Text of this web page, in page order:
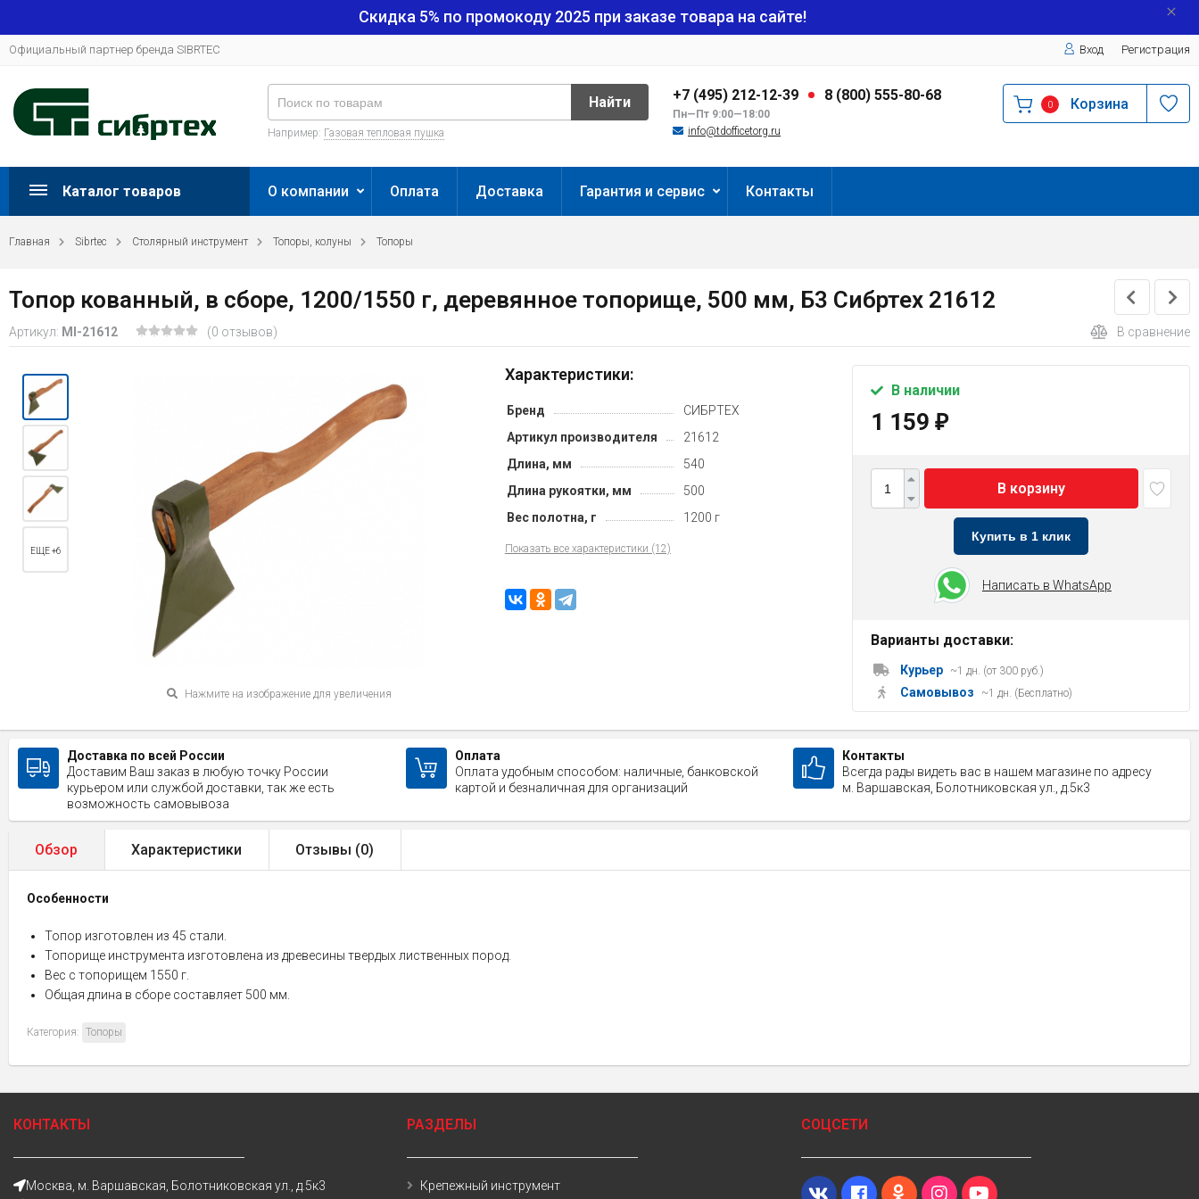
Скидка 5% по промокоду 2025 при заказе товара на сайте!
Официальный партнер бренда SIBRTEC Вход Регистрация
+7 (495) 212-12-39 8 (800) 555-80-68
Пн—Пт 9:00—18:00
info@tdofficetorg.ru
Найти
Например: Газовая тепловая пушка
0 Корзина
Каталог товаров О компании Оплата Доставка Гарантия и сервис Контакты
Главная Sibrtec Столярный инструмент Топоры, колуны Топоры
Топор кованный, в сборе, 1200/1550 г, деревянное топорище, 500 мм, Б3 Сибртех 21612
Артикул: MI-21612 (0 отзывов) В сравнение
Нажмите на изображение для увеличения
ЕЩЕ +6
Характеристики:
Бренд
СИБРТЕХ
Артикул производителя
21612
Длина, мм
540
Длина рукоятки, мм
500
Вес полотна, г
1200 г
Показать все характеристики (12)
В наличии
1 159 ₽
В корзину
Купить в 1 клик
Написать в WhatsApp
Варианты доставки:
Курьер ~1 дн. (от 300 руб.)
Самовывоз ~1 дн. (Бесплатно)
Доставка по всей России
Доставим Ваш заказ в любую точку России
курьером или службой доставки, так же есть
возможность самовывоза
Оплата
Оплата удобным способом: наличные, банковской
картой и безналичная для организаций
Контакты
Всегда рады видеть вас в нашем магазине по адресу
м. Варшавская, Болотниковская ул., д.5к3
Обзор Характеристики Отзывы (0)
Особенности
Топор изготовлен из 45 стали.
Топорище инструмента изготовлена из древесины твердых лиственных пород.
Вес с топорищем 1550 г.
Общая длина в сборе составляет 500 мм.
Категория: Топоры
КОНТАКТЫ
Москва, м. Варшавская, Болотниковская ул., д.5к3
РАЗДЕЛЫ
Крепежный инструмент
СОЦСЕТИ